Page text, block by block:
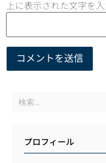
上に表示された文字を
プロフィール